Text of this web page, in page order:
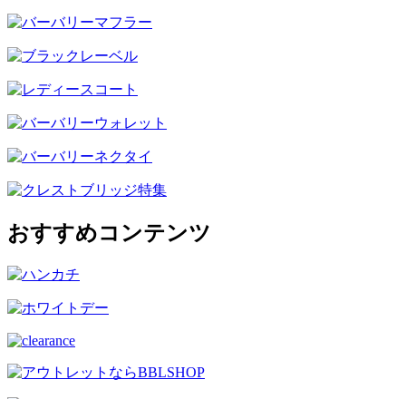
おすすめコンテンツ